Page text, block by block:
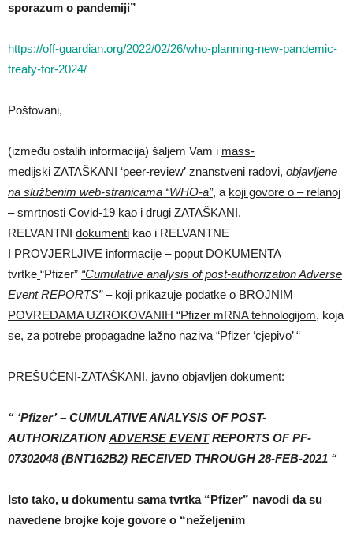
sporazum o pandemiji”
https://off-guardian.org/2022/02/26/who-planning-new-pandemic-
treaty-for-2024/
Poštovani,
(između ostalih informacija) šaljem Vam i mass-
medijski ZATAŠKANI ‘peer-review’ znanstveni radovi, objavljene
na službenim web-stranicama “WHO-a”, a koji govore o – relanoj
– smrtnosti Covid-19 kao i drugi ZATAŠKANI,
RELVANTNI dokumenti kao i RELVANTNE
I PROVJERLJIVE informacije – poput DOKUMENTA
tvrtke “Pfizer” “Cumulative analysis of post-authorization Adverse
Event REPORTS”– koji prikazuje podatke o BROJNIM
POVREDAMA UZROKOVANIH “Pfizer mRNA tehnologijom, koja
se, za potrebe propagadne lažno naziva “Pfizer ‘cjepivo’ “
PREŠUĆENI-ZATAŠKANI, javno objavljen dokument:
“ ‘Pfizer’ – CUMULATIVE ANALYSIS OF POST-
AUTHORIZATION ADVERSE EVENTREPORTS OF PF-
07302048(BNT162B2) RECEIVED THROUGH 28-FEB-2021 “
Isto tako, u dokumentu sama tvrtka “Pfizer” navodi da su
navedene brojke koje govore o “neželjenim